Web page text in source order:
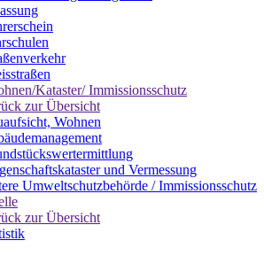
Kataster/ Immissionsschutz
zur Übersicht
Wohnen
und Vermessung
Umweltschutzbehörde / Immissionsschutz
zur Übersicht